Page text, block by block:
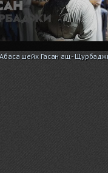
шейх Гасан ащ-